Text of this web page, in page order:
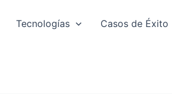
Tecnologías Casos de Éxito